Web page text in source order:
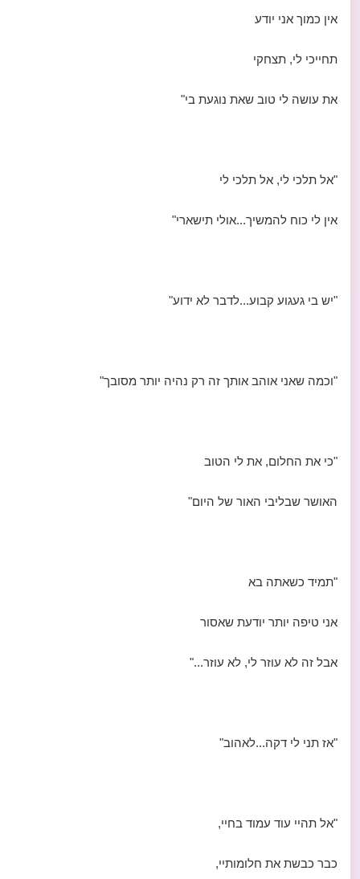
אין כמוך אני יודע
תחייכי לי, תצחקי
את עושה לי טוב שאת נוגעת בי"
"אל תלכי לי, אל תלכי לי
אין לי כוח להמשיך...אולי תישארי"
"יש בי געגוע קבוע...לדבר לא ידוע"
"וכמה שאני אוהב אותך זה רק נהיה יותר מסובך"
"כי את החלום, את לי הטוב
האושר שבליבי האור של היום"
"תמיד כשאתה בא
אני טיפה יותר יודעת שאסור
אבל זה לא עוזר לי, לא עוזר..."
"אז תני לי דקה...לאהוב"
"אל תהיי עוד עמוד בחיי,
כבר כבשת את חלומותיי,